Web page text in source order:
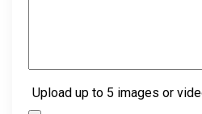
Upload up to 5 images or